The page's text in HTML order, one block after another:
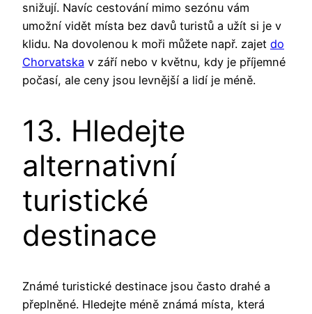
snižují. Navíc cestování mimo sezónu vám
umožní vidět místa bez davů turistů a užít si je v
klidu. Na dovolenou k moři můžete např. zajet do
Chorvatska v září nebo v květnu, kdy je příjemné
počasí, ale ceny jsou levnější a lidí je méně.
13. Hledejte
alternativní
turistické
destinace
Známé turistické destinace jsou často drahé a
přeplněné. Hledejte méně známá místa, která